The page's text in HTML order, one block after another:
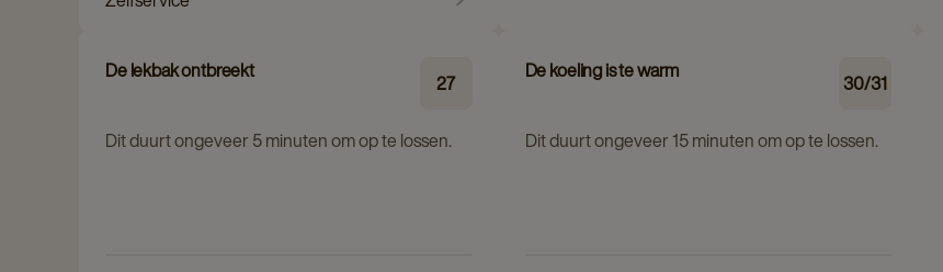
De lekbak ontbreekt 27
Dit duurt ongeveer 5 minuten om op te lossen.
De koeling is te warm 30/31
Dit duurt ongeveer 15 minuten om op te lossen.